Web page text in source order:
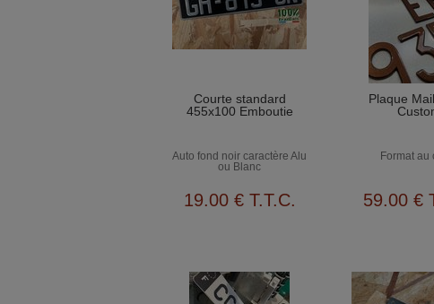
Courte standard
455x100 Emboutie
Auto fond noir caractère Alu
ou Blanc
19.00 € T.T.C.
Plaque
Format au
59.00 €